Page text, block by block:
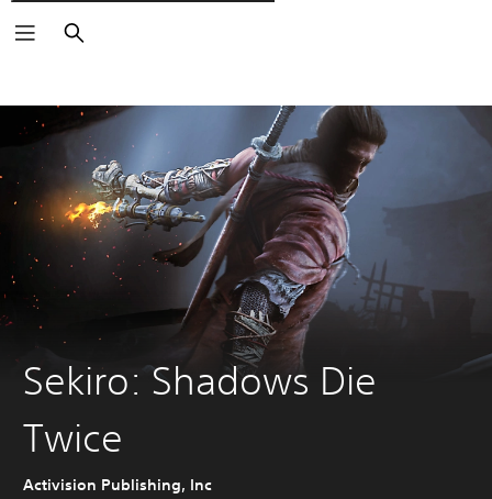
Pesquisar
Sekiro: Shadows Die
Twice
Activision Publishing, Inc